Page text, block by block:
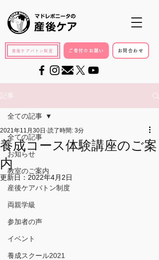
産後ケアバトン制度 ご寄付のお願い お問合わせ
記事
全ての記事
お知らせ
教室のご案内
産後ケアバトン制度
両親学級
参加者の声
イベント
養成スクール2021
全ての記事
養成コース体験講座のご案
内
2021年11月30日 読了時間: 3分
更新日： 2022年4月2日